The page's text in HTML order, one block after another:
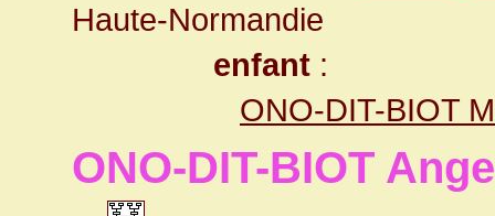
Haute-Normandie
enfant :
ONO-DIT-BIOT
ONO-DIT-BIOT